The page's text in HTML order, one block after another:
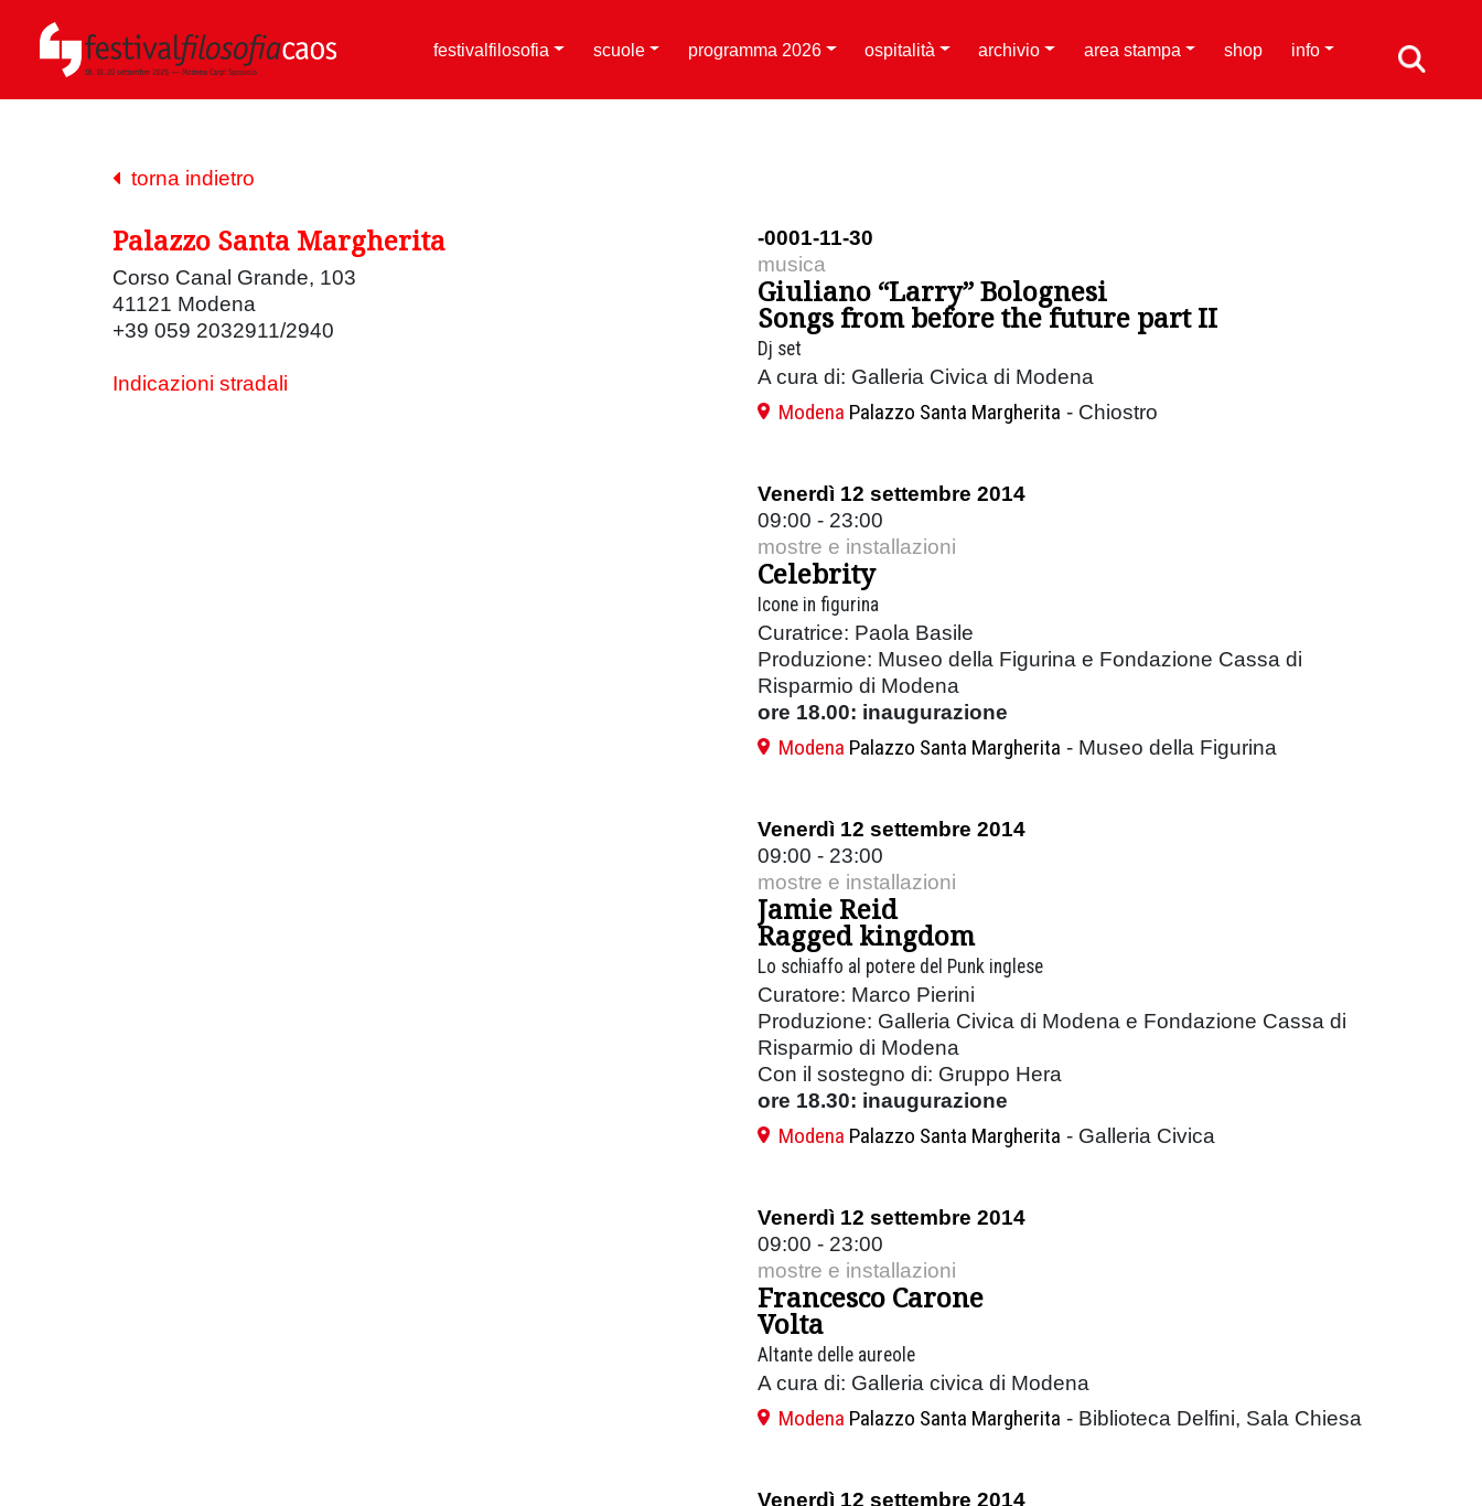
festivalfilosofia scuole programma 2026 ospitalità archivio area stampa shop info
torna indietro
Palazzo Santa Margherita
Corso Canal Grande, 103
41121 Modena
+39 059 2032911/2940
Indicazioni stradali
-0001-11-30
musica
Giuliano “Larry” Bolognesi
Songs from before the future part II
Dj set
A cura di: Galleria Civica di Modena
Modena Palazzo Santa Margherita - Chiostro
Venerdì 12 settembre 2014
09:00 - 23:00
mostre e installazioni
Celebrity
Icone in figurina
Curatrice: Paola Basile
Produzione: Museo della Figurina e Fondazione Cassa di
Risparmio di Modena
ore 18.00: inaugurazione
Modena Palazzo Santa Margherita - Museo della Figurina
Venerdì 12 settembre 2014
09:00 - 23:00
mostre e installazioni
Jamie Reid
Ragged kingdom
Lo schiaffo al potere del Punk inglese
Curatore: Marco Pierini
Produzione: Galleria Civica di Modena e Fondazione Cassa di
Risparmio di Modena
Con il sostegno di: Gruppo Hera
ore 18.30: inaugurazione
Modena Palazzo Santa Margherita - Galleria Civica
Venerdì 12 settembre 2014
09:00 - 23:00
mostre e installazioni
Francesco Carone
Volta
Altante delle aureole
A cura di: Galleria civica di Modena
Modena Palazzo Santa Margherita - Biblioteca Delfini, Sala Chiesa
Venerdì 12 settembre 2014